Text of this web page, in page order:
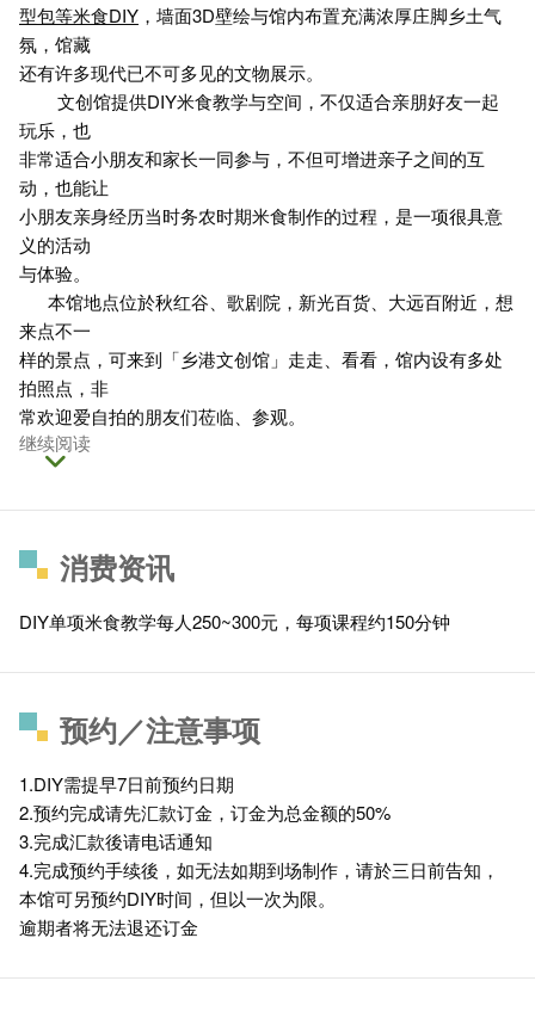
型包等米食DIY ，墙面3D壁绘与馆内布置充满浓厚庄脚乡土气
氛，馆藏
还有许多现代已不可多见的文物展示。
文创馆提供DIY米食教学与空间，不仅适合亲朋好友一起
玩乐，也
非常适合小朋友和家长一同参与，不但可增进亲子之间的互
动，也能让
小朋友亲身经历当时务农时期米食制作的过程，是一项很具意
义的活动
与体验。
本馆地点位於秋红谷、歌剧院，新光百货、大远百附近，想
来点不一
样的景点，可来到「乡港文创馆」走走、看看，馆内设有多处
拍照点，非
常欢迎爱自拍的朋友们莅临、参观。
继续阅读
消费资讯
DIY单项米食教学每人250~300元，每项课程约150分钟
预约／注意事项
1.DIY需提早7日前预约日期
2.预约完成请先汇款订金，订金为总金额的50%
3.完成汇款後请电话通知
4.完成预约手续後，如无法如期到场制作，请於三日前告知，
本馆可另预约DIY时间，但以一次为限。
逾期者将无法退还订金